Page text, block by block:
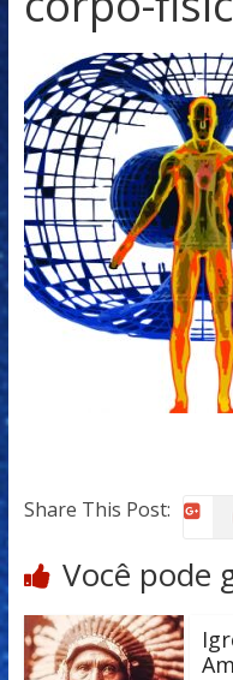
Share This Post:
Você pode